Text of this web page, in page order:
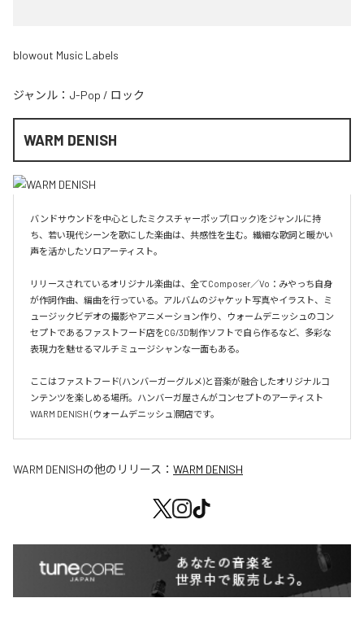
blowout Music Labels
ジャンル： J-Pop / ロック
WARM DENISH
バンドサウンドを中心としたミクスチャーポップ(ロック)をジャンルに持
ち、若い現代シーンを歌にした楽曲は、共感性を生む。繊細な歌詞と暖かい
声を活かしたソロアーティスト。
リリースされているオリジナル楽曲は、全てComposer／Vo：みやっち自身
が作詞作曲、編曲を行っている。アルバムのジャケット写真やイラスト、ミ
ュージックビデオの撮影やアニメーション作り、ウォームデニッシュのコン
セプトであるファストフード店をCG/3D制作ソフトで自ら作るなど、多彩な
表現力を魅せるマルチミュージシャンな一面もある。
ここはファストフード(ハンバーガーグルメ)と音楽が融合したオリジナルコ
ンテンツを楽しめる場所。ハンバーガ屋さんがコンセプトのアーティスト
WARM DENISH (ウォームデニッシュ)開店です。
WARM DENISHの他のリリース： WARM DENISH